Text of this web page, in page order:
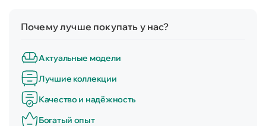
Почему лучше покупать у нас?
Актуальные модели
Лучшие коллекции
Качество и надёжность
Богатый опыт